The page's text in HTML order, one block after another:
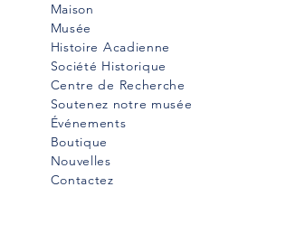
Maison
Musée
Histoire Acadienne
Société Historique
Centre de Recherche
Soutenez notre musée
Événements
Boutique
Nouvelles
Contactez